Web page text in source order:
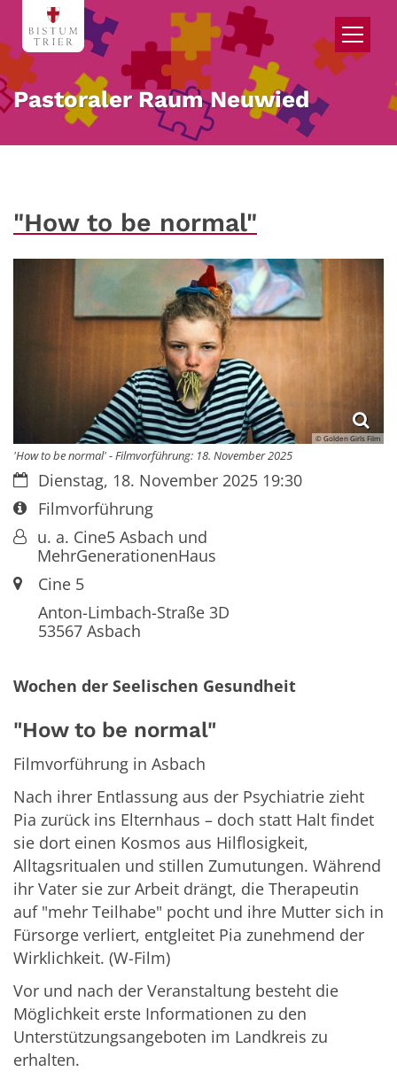
Zum Inhalt springen
Pastoraler Raum Neuwied
"How to be normal"
© Golden Girls Film
'How to be normal' - Filmvorführung: 18. November 2025
Datum:Dienstag, 18. November 2025 19:30
Art bzw. Nummer:
Filmvorführung
Von:u. a. Cine5 Asbach und
MehrGenerationenHaus
Ort:Cine 5
Anton-Limbach-Straße 3D
53567 Asbach
Wochen der Seelischen Gesundheit
"How to be normal"
Filmvorführung in Asbach
Nach ihrer Entlassung aus der Psychiatrie zieht
Pia zurück ins Elternhaus – doch statt Halt findet
sie dort einen Kosmos aus Hilflosigkeit,
Alltagsritualen und stillen Zumutungen. Während
ihr Vater sie zur Arbeit drängt, die Therapeutin
auf "mehr Teilhabe" pocht und ihre Mutter sich in
Fürsorge verliert, entgleitet Pia zunehmend der
Wirklichkeit. (W-Film)
Vor und nach der Veranstaltung besteht die
Möglichkeit erste Informationen zu den
Unterstützungsangeboten im Landkreis zu
erhalten.